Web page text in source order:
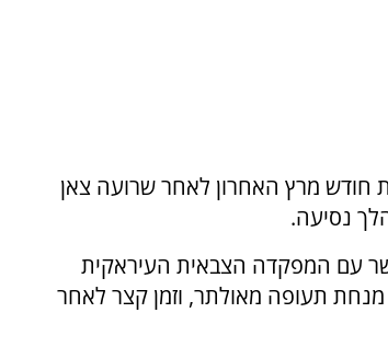
חודש מרץ האחרון לאחר שרועה צאן
קשר עם המפקדה הצבאית העיראקית
מנחת תעופה מאולתר, וזמן קצר לאחר